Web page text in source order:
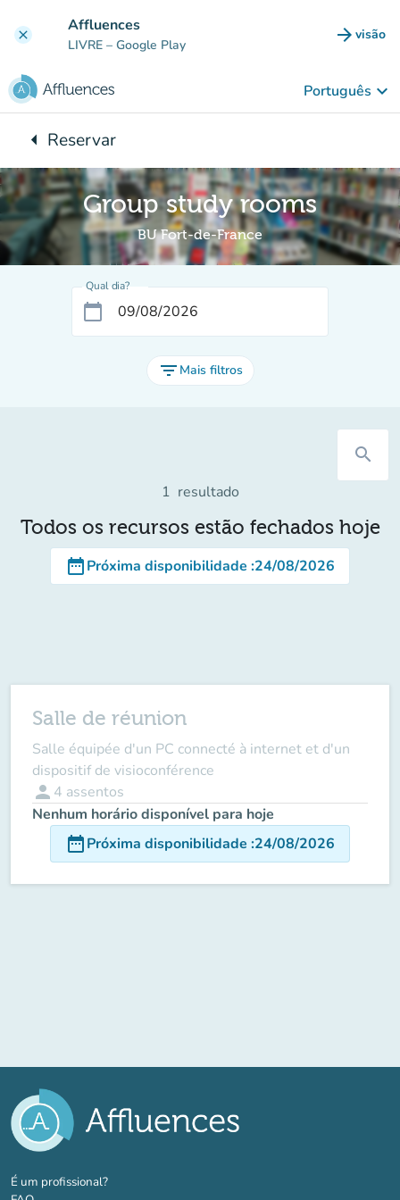
clear Affluences
LIVRE – Google Play arrow_forward visão
(novo
Português keyboard_arrow_down
arrow_leftVoltar para:
Reservar
Group study rooms
BU Fort-de-France
Qual dia?
calendar_today
filter_list Mais filtros
search
1 resultado
Todos os recursos estão fechados hoje
date_rangePróxima disponibilidade :24/08/2026
Salle de réunion
Salle équipée d'un PC connecté à internet et d'un
dispositif de visioconférence
person 4 assentos
Nenhum horário disponível para hoje
date_rangePróxima disponibilidade :24/08/2026
É um profissional?(novo separador)